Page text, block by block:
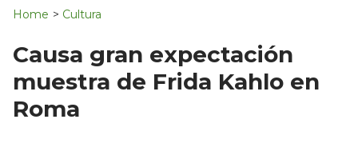
Navigation
Home > Cultura
Causa gran expectación
muestra de Frida Kahlo en
Roma